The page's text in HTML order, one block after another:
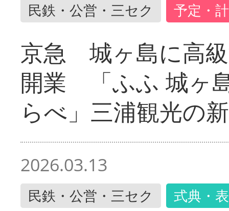
民鉄・公営・三セク 予定・
京急 城ヶ島に高
開業 「ふふ 城ヶ
らべ」三浦観光の
2026.03.13
民鉄・公営・三セク 式典・